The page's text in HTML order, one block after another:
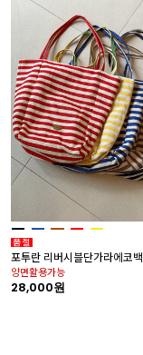
포투란 리버시블단가라에코백
양면활용가능
28,000원